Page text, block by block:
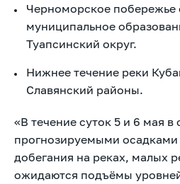
Черноморское
муниципальное
Туапсинский округ.
Нижнее течение реки
Славянский районы.
«В течение суток 5 и 6 мая в
прогнозируемыми
добегания на реках, малых
ожидаются подъёмы